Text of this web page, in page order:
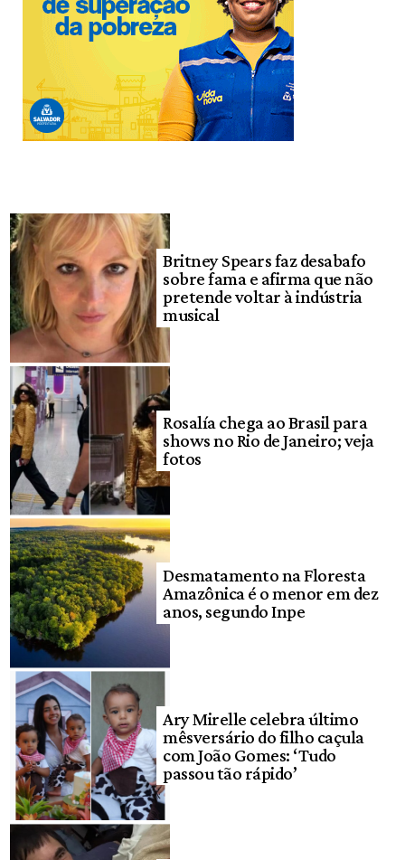
Britney Spears faz desabafo
sobre fama e afirma que não
pretende voltar à indústria
musical
Rosalía chega ao Brasil para
shows no Rio de Janeiro; veja
fotos
Desmatamento na Floresta
Amazônica é o menor em dez
anos, segundo Inpe
Ary Mirelle celebra último
mêsversário do filho caçula
com João Gomes: ‘Tudo
passou tão rápido’